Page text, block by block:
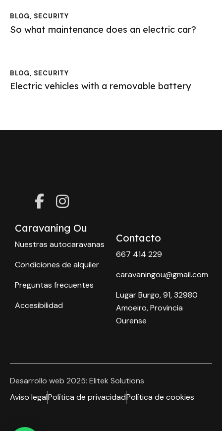
BLOG, SECURITY
So what maintenance does an electric car?
BLOG, SECURITY
Electric vehicles with a removable battery
Contacto
667 414 229
caravaningou@gmail.com
Lugar Burgo, 91, 32980
Amoeiro, Provincia
Ourense
Caravaning Ou
Nuestras autocaravanas
Condiciones de alquiler
Preguntas frecuentes
Accesibilidad
Aviso legalPolítica de privacidadPolítica de cookies
Desarrollo web 2025: Elitek Solutions